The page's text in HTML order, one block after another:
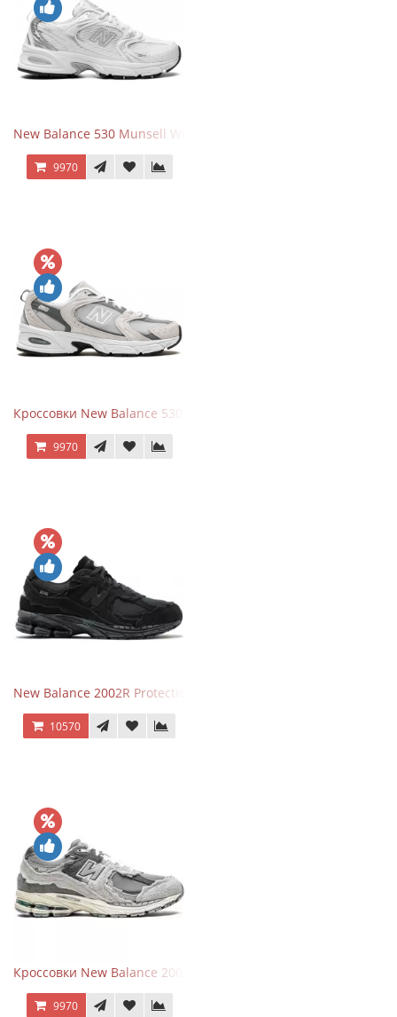
New Balance 530 Munsell White Silver
9970
Кроссовки New Balance 530 Grey Matter Harbor Grey
9970
New Balance 2002R Protection Phantom Black
10570
Кроссовки New Balance 2002R Protection Pack Grey
9970